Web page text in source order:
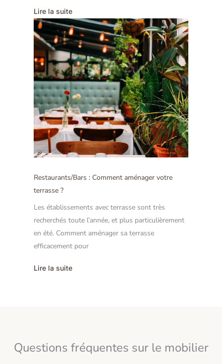
Lire la suite
Restaurants/Bars : Comment aménager votre
terrasse ?
Les établissements avec terrasse sont très
recherchés toute l’année, et plus particulièrement
en été. Comment aménager sa terrasse
efficacement pour
Lire la suite
Questions fréquentes sur le mobilier